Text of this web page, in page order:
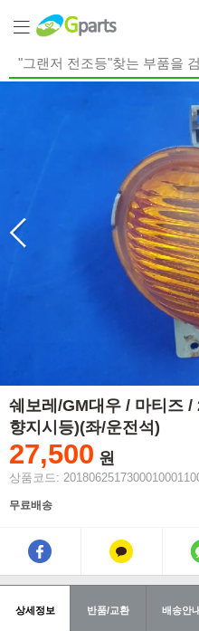
쉐보레/GM대우 / 마티즈
향지시등)(좌/운전석)
27,500 원
상품코드:
무료배송
상세정보 반품/교환 배송안